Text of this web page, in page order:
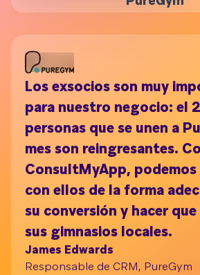
Los exsocios son muy
para nuestro negocio: el
personas que se unen a
mes son reingresantes.
ConsultMyApp,
con ellos de la forma
su conversión y hacer
sus gimnasios locales.
James Edwards
Responsable de CRM, PureGym